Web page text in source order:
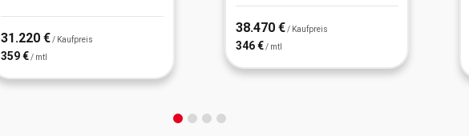
31.220 € / Kaufpreis
359 € / mtl
38.470 € / Kaufpreis
346 € / mtl